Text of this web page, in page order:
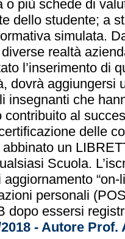
o più schede di
dello studente; a
simulata.
realtà
l’inserimento di
dovrà aggiungersi
insegnanti che
contribuito al
delle
un
Scuola.
“on-
personali
dopo essersi
2018 - Autore